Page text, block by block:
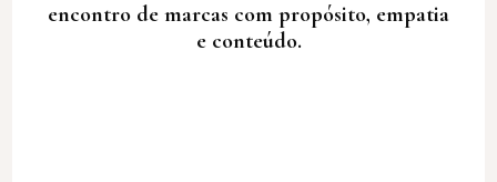
encontro de marcas com propósito, empatia
e conteúdo.